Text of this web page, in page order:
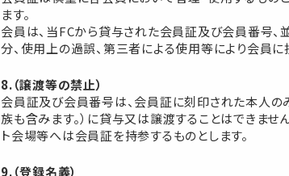
ます。
会員は、当FCから貸与された会員証及び会員番号、
分、使用上の過誤、第三者による使用等により会員
8.（譲渡等の禁止）
会員証及び会員番号は、会員証に刻印された本人の
族も含みます。）に貸与又は譲渡することはできま
ト会場等へは会員証を持参するものとします。
9.（登録名義）